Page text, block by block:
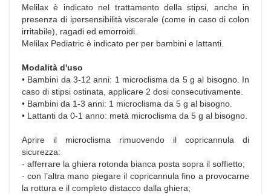
Melilax è indicato nel trattamento della stipsi, anche in
presenza di ipersensibilità viscerale (come in caso di colon
irritabile), ragadi ed emorroidi.
Melilax Pediatric è indicato per per bambini e lattanti.
Modalità d'uso
• Bambini da 3-12 anni: 1 microclisma da 5 g al bisogno. In
caso di stipsi ostinata, applicare 2 dosi consecutivamente.
• Bambini da 1-3 anni: 1 microclisma da 5 g al bisogno.
• Lattanti da 0-1 anno: metà microclisma da 5 g al bisogno.
Aprire il microclisma rimuovendo il copricannula di
sicurezza:
- afferrare la ghiera rotonda bianca posta sopra il soffietto;
- con l’altra mano piegare il copricannula fino a provocarne
la rottura e il completo distacco dalla ghiera;